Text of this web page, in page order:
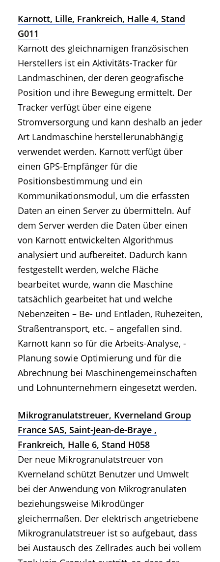
Karnott, Lille, Frankreich, Halle 4, Stand
G011
Karnott des gleichnamigen französischen
Herstellers ist ein Aktivitäts-Tracker für
Landmaschinen, der deren geografische
Position und ihre Bewegung ermittelt. Der
Tracker verfügt über eine eigene
Stromversorgung und kann deshalb an jeder
Art Landmaschine herstellerunabhängig
verwendet werden. Karnott verfügt über
einen GPS-Empfänger für die
Positionsbestimmung und ein
Kommunikationsmodul, um die erfassten
Daten an einen Server zu übermitteln. Auf
dem Server werden die Daten über einen
von Karnott entwickelten Algorithmus
analysiert und aufbereitet. Dadurch kann
festgestellt werden, welche Fläche
bearbeitet wurde, wann die Maschine
tatsächlich gearbeitet hat und welche
Nebenzeiten – Be- und Entladen, Ruhezeiten,
Straßentransport, etc. – angefallen sind.
Karnott kann so für die Arbeits-Analyse, -
Planung sowie Optimierung und für die
Abrechnung bei Maschinengemeinschaften
und Lohnunternehmern eingesetzt werden.
Mikrogranulatstreuer, Kverneland Group
France SAS, Saint-Jean-de-Braye ,
Frankreich, Halle 6, Stand H058
Der neue Mikrogranulatstreuer von
Kverneland schützt Benutzer und Umwelt
bei der Anwendung von Mikrogranulaten
beziehungsweise Mikrodünger
gleichermaßen. Der elektrisch angetriebene
Mikrogranulatstreuer ist so aufgebaut, dass
bei Austausch des Zellrades auch bei vollem